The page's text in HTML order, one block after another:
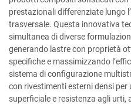
prestazionali differenziate lungo
trasversale. Questa innovativa
simultanea di diverse
generando lastre con proprietà
specifiche e massimizzando
sistema di configurazione
con rivestimenti esterni densi
superficiale e resistenza agli urti,